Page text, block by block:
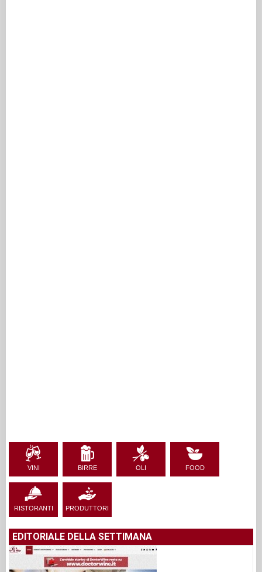
VINI BIRRE OLI FOOD
RISTORANTI PRODUTTORI
EDITORIALE DELLA SETTIMANA